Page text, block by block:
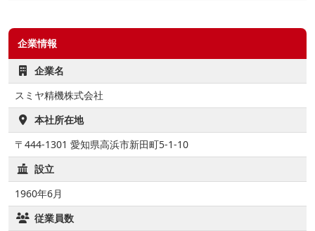
企業情報
企業名
スミヤ精機株式会社
本社所在地
〒444-1301 愛知県高浜市新田町5-1-10
設立
1960年6月
従業員数